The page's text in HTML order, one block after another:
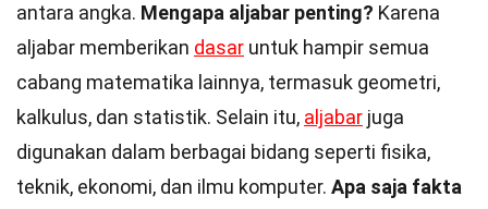
antara angka. Mengapa aljabar penting? Karena
aljabar memberikan dasar untuk hampir semua
cabang matematika lainnya, termasuk geometri,
kalkulus, dan statistik. Selain itu, aljabar juga
digunakan dalam berbagai bidang seperti fisika,
teknik, ekonomi, dan ilmu komputer. Apa saja fakta